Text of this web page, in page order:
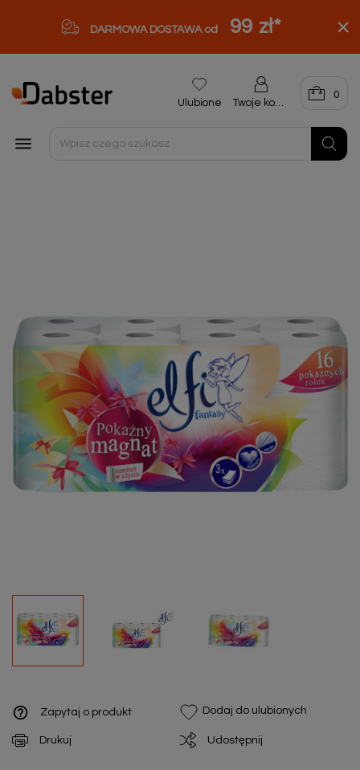
DARMOWA DOSTAWA od 99 zł*

Ulubione Twoje konto
0
help_outline Zapytaj o produkt Dodaj do ulubionych
Drukuj Udostępnij